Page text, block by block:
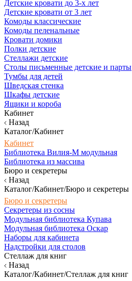
Детские кровати до 3-х лет
Детские кровати от 3 лет
Комоды классические
Комоды пеленальные
Кровати домики
Полки детские
Стеллажи детские
Столы письменные детские и парты
Тумбы для детей
Шведская стенка
Шкафы детские
Ящики и короба
Кабинет
Назад
Каталог/Кабинет
Кабинет
Библиотека Вилия-М модульная
Библиотека из массива
Бюро и секретеры
Назад
Каталог/Кабинет/Бюро и секретеры
Бюро и секретеры
Секретеры из сосны
Модульная библиотека Купава
Модульная библиотека Оскар
Наборы для кабинета
Надстройки для столов
Стеллаж для книг
Назад
Каталог/Кабинет/Стеллаж для книг